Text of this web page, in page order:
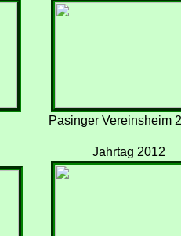
Pasinger Vereinsheim
Jahrtag 2012